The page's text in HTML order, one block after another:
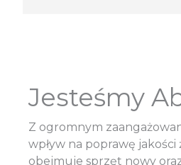
Jesteśmy
Z ogromnym
wpływ na poprawę jakości
obejmuje sprzęt nowy